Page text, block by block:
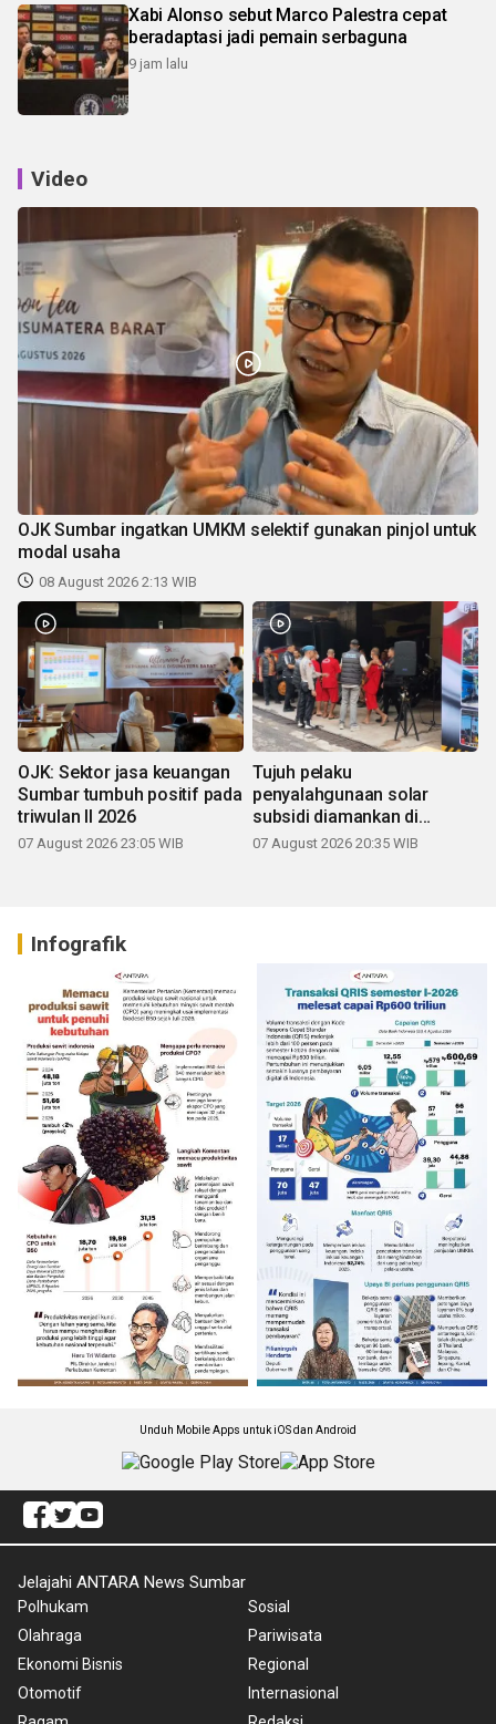
Xabi Alonso sebut Marco Palestra cepat
beradaptasi jadi pemain serbaguna
9 jam lalu
Video
OJK Sumbar ingatkan UMKM selektif gunakan pinjol untuk
modal usaha
08 August 2026 2:13 WIB
OJK: Sektor jasa keuangan
Sumbar tumbuh positif pada
triwulan II 2026
07 August 2026 23:05 WIB
Tujuh pelaku
penyalahgunaan solar
subsidi diamankan di
Sumbar
07 August 2026 20:35 WIB
Infografik
Unduh Mobile Apps untuk iOS dan Android
Jelajahi ANTARA News Sumbar
Polhukam
Olahraga
Ekonomi Bisnis
Otomotif
Sosial
Pariwisata
Regional
Internasional